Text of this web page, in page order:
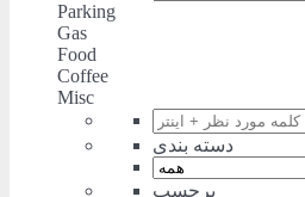
Parking
Gas
Food
Coffee
Misc
دسته بندی
برچسب